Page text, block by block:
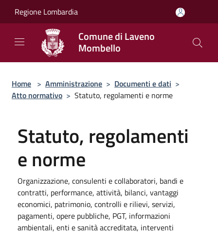
Regione Lombardia
Comune di Laveno
Mombello
Home > Amministrazione > Documenti e dati >
Atto normativo > Statuto, regolamenti e norme
Statuto, regolamenti
e norme
Organizzazione, consulenti e collaboratori, bandi e
contratti, performance, attività, bilanci, vantaggi
economici, patrimonio, controlli e rilievi, servizi,
pagamenti, opere pubbliche, PGT, informazioni
ambientali, enti e sanità accreditata, interventi